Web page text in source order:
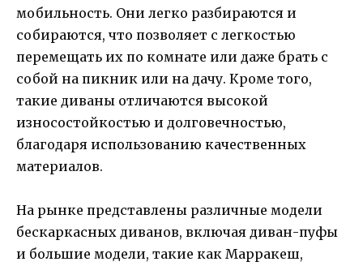
мобильность. Они легко разбираются и
собираются, что позволяет с легкостью
перемещать их по комнате или даже брать с
собой на пикник или на дачу. Кроме того,
такие диваны отличаются высокой
износостойкостью и долговечностью,
благодаря использованию качественных
материалов.
На рынке представлены различные модели
бескаркасных диванов, включая диван-пуфы
и большие модели, такие как Марракеш,